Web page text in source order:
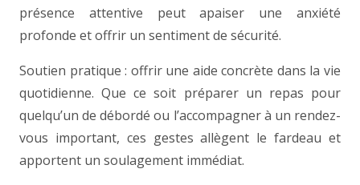
présence attentive peut apaiser une anxiété
profonde et offrir un sentiment de sécurité.
Soutien pratique : offrir une aide concrète dans la vie
quotidienne. Que ce soit préparer un repas pour
quelqu’un de débordé ou l’accompagner à un rendez-
vous important, ces gestes allègent le fardeau et
apportent un soulagement immédiat.